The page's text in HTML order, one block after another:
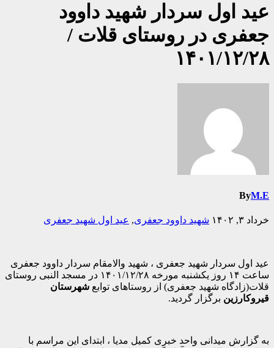
عید اول سردار شهید داوود
جعفری در روستای قلات /
۱۴۰۱/۱۲/۲۸
ByM.E
خرداد ۳, ۱۴۰۲ شهید داوود جعفری, عید اول شهید جعفری
عید اول سردار شهید جعفری ، شهید والامقام سردار داوود جعفری
ساعت ۱۴ روز یکشنبه مورخه ۱۴۰۱/۱۲/۲۸ در مسجد النبی روستای
قلات(زادگاه شهید جعفری) از روستاهای توابع شهرستان
قیروکارزین برگزار گردید.
به گزارش میدانی واحد خبری کمیل مدیا ، ابتدای این مراسم با